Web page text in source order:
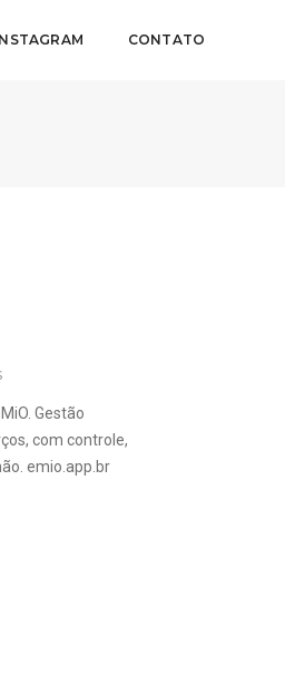
CONTATO
Gestão
com controle,
emio.app.br